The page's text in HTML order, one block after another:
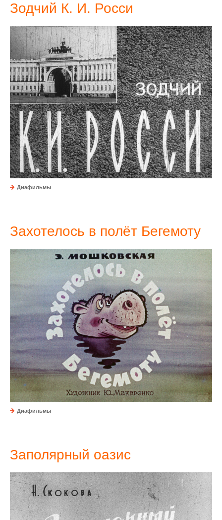
Зодчий К. И. Росси
Диафильмы
Захотелось в полёт Бегемоту
Диафильмы
Заполярный оазис